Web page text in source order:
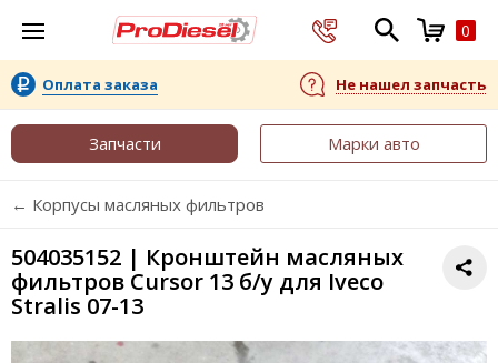
0
Оплата заказа Не нашел запчасть
Запчасти Марки авто
← Корпусы масляных фильтров
504035152 | Кронштейн масляных
фильтров Cursor 13 б/у для Iveco
Stralis 07-13